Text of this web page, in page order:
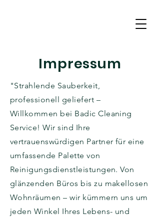
Impressum
"Strahlende Sauberkeit,
professionell geliefert –
Willkommen bei Badic Cleaning
Service! Wir sind Ihre
vertrauenswürdigen Partner für eine
umfassende Palette von
Reinigungsdienstleistungen. Von
glänzenden Büros bis zu makellosen
Wohnräumen – wir kümmern uns um
jeden Winkel Ihres Lebens- und